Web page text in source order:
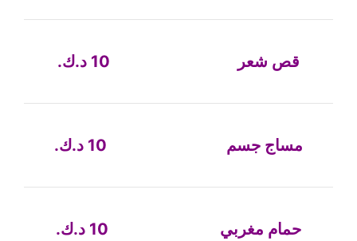
قص شعر 10 د.ك.
مساج جسم 10 د.ك.
حمام مغربي 10 د.ك.